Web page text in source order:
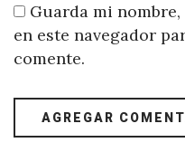
Guarda mi
en este navegador
comente.